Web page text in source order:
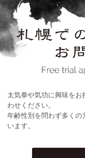
太気拳や気功に興味を
わせください。
年齢性別を問わず多くの
います。